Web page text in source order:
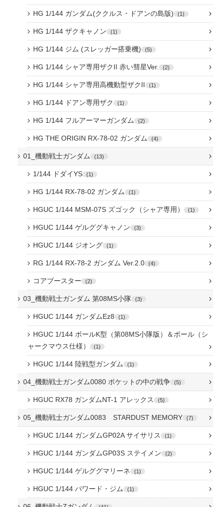
HG 1/144 ガンダム(ククルス・ドアンの島版) 1
HG 1/144 ザクキャノン 1
HG 1/144 ジム (スレッガー搭乗機) 5
HG 1/144 シャア専用ザクII 赤い彗星Ver. 2
HG 1/144 シャア専用高機動型ザクII 1
HG 1/144 ドアン専用ザク 1
HG 1/144 フルアーマーガンダム 2
HG THE ORIGIN RX-78-02 ガンダム 4
01_機動戦士ガンダム 13
1/144 ドダイYS 1
HG 1/144 RX-78-02 ガンダム 1
HGUC 1/144 MSM-07S ズゴック（シャア専用） 1
HGUC 1/144 ゲルググキャノン 3
HGUC 1/144 ジオング 1
RG 1/144 RX-78-2 ガンダム Ver.2.0 4
コアブースター 2
03_機動戦士ガンダム 第08MS小隊 3
HGUC 1/144 ガンダムEz8 1
HGUC 1/144 ボールK型（第08MS小隊版）＆ボール（シ
ャークマウス仕様）
1
HGUC 1/144 陸戦型ガンダム 1
04_機動戦士ガンダム0080 ポケットの中の戦争 5
HGUC RX78 ガンダムNT-1 アレックス 5
05_機動戦士ガンダム0083 STARDUST MEMORY 7
HGUC 1/144 ガンダムGP02A サイサリス 1
HGUC 1/144 ガンダムGP03S ステイメン 2
HGUC 1/144 ゲルググマリーネ 1
HGUC 1/144 パワード・ジム 1